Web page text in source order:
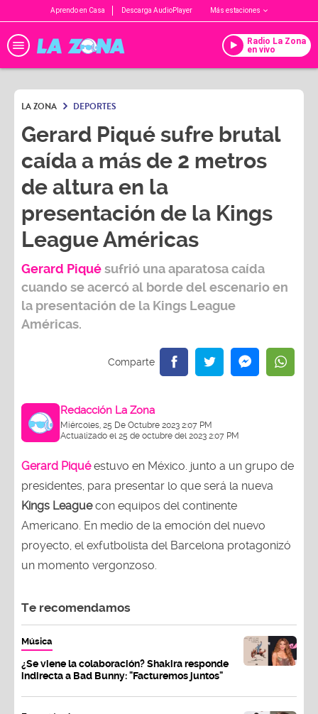
Aprendo en Casa Descarga AudioPlayer Más estaciones
Radio La Zona
en vivo
LA ZONA DEPORTES
Gerard Piqué sufre brutal
caída a más de 2 metros
de altura en la
presentación de la Kings
League Américas
Gerard Piquésufrió una aparatosa caída
cuando se acercó al borde del escenario en
la presentación de la Kings League
Américas.
Redacción La Zona
Miércoles, 25 De Octubre 2023 2:07 PM
Actualizado el 25 de octubre del 2023 2:07 PM
Gerard Piquéestuvo en México. junto a un grupo de
presidentes, para presentar lo que será la nueva
Kings Leaguecon equipos del continente
Americano. En medio de la emoción del nuevo
proyecto, el exfutbolista del Barcelona protagonizó
un momento vergonzoso.
Te recomendamos
Música
¿Se viene la colaboración? Shakira responde
indirecta a Bad Bunny: "Facturemos juntos"